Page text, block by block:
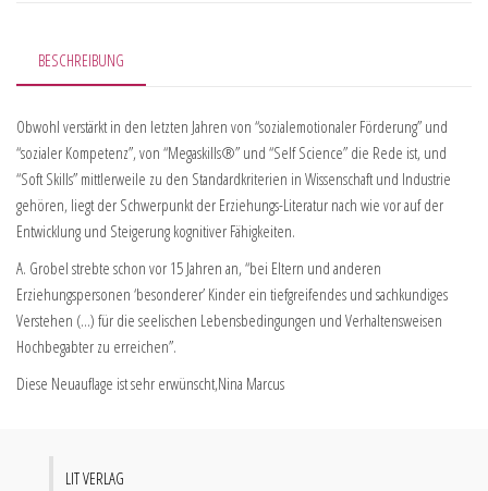
BESCHREIBUNG
Obwohl verstärkt in den letzten Jahren von “sozialemotionaler Förderung” und
“sozialer Kompetenz”, von “Megaskills®” und “Self Science” die Rede ist, und
“Soft Skills” mittlerweile zu den Standardkriterien in Wissenschaft und Industrie
gehören, liegt der Schwerpunkt der Erziehungs-Literatur nach wie vor auf der
Entwicklung und Steigerung kognitiver Fähigkeiten.
A. Grobel strebte schon vor 15 Jahren an, “bei Eltern und anderen
Erziehungspersonen ‘besonderer’ Kinder ein tiefgreifendes und sachkundiges
Verstehen (…) für die seelischen Lebensbedingungen und Verhaltensweisen
Hochbegabter zu erreichen”.
Diese Neuauflage ist sehr erwünscht,Nina Marcus
LIT VERLAG